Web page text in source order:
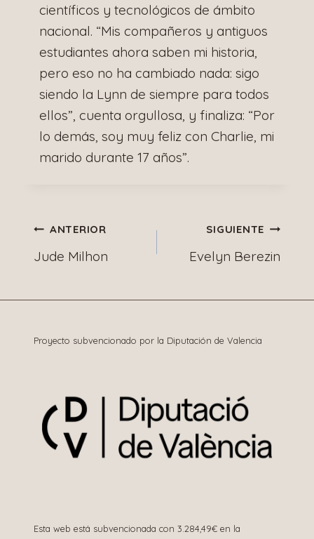
científicos y tecnológicos de ámbito
nacional. “Mis compañeros y antiguos
estudiantes ahora saben mi historia,
pero eso no ha cambiado nada: sigo
siendo la Lynn de siempre para todos
ellos”, cuenta orgullosa, y finaliza: “Por
lo demás, soy muy feliz con Charlie, mi
marido durante 17 años”.
Navegación
de
entradas
ANTERIOR
Jude Milhon
SIGUIENTE
Evelyn Berezin
Proyecto subvencionado por la Diputación de Valencia
Esta web está subvencionada con 3.284,49€ en la